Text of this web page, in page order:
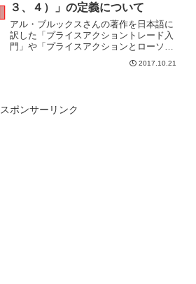
３、４）」の定義について
アル・ブルックスさんの著作を日本語に
訳した「プライスアクショントレード入
門」や「プライスアクションとローソク
足の法則」（パンローリング社 出版）を
読み進めるにあたり、最初にぶつかる壁
2017.10.21
スポンサーリンク